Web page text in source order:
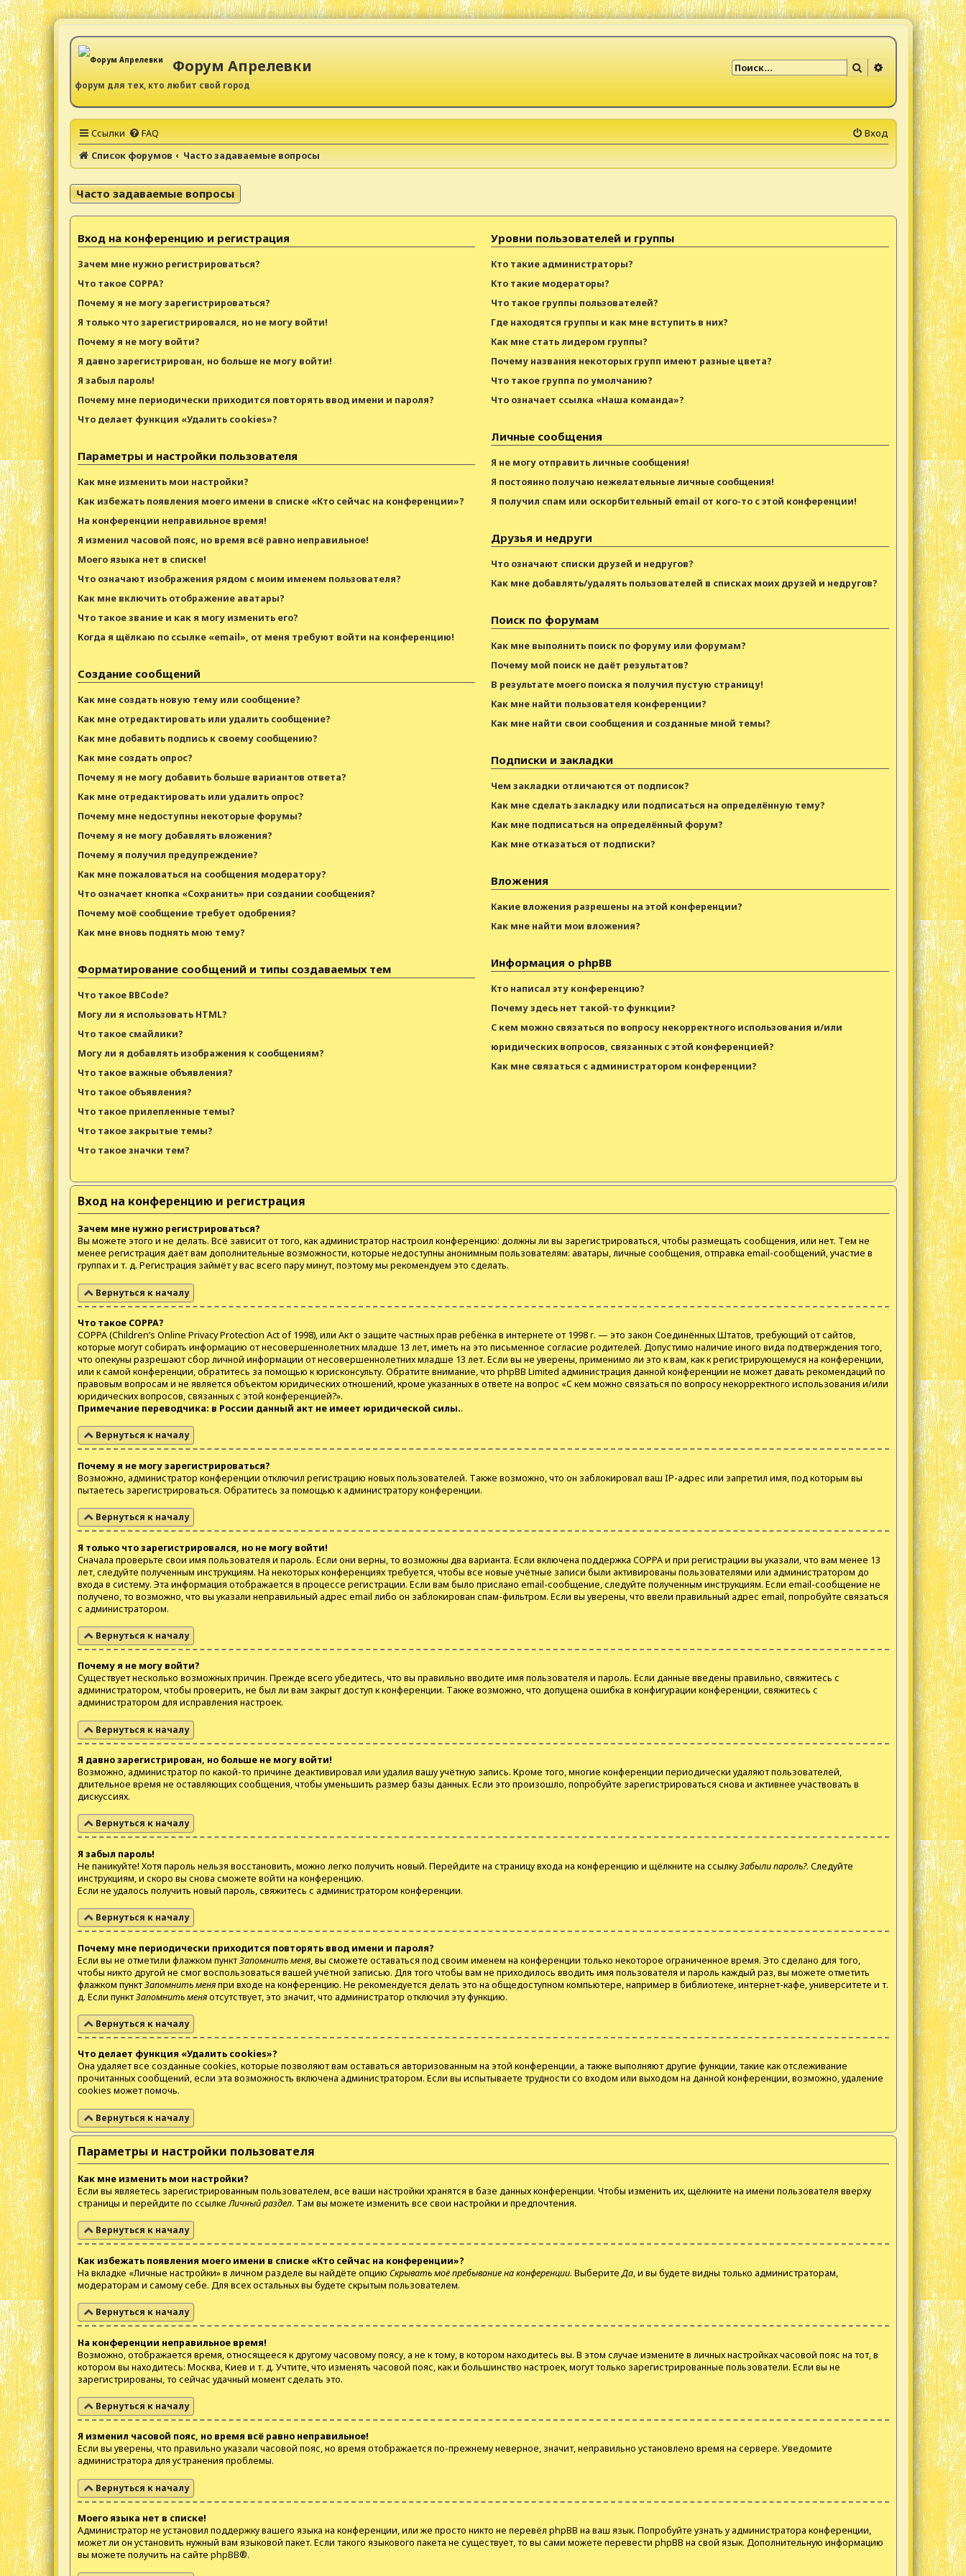
Форум Апрелевки
форум для тех, кто любит свой город
Поиск Расширенный
Ссылки FAQ
Вход
Список форумов
Часто задаваемые вопросы
Часто задаваемые вопросы
Вход на конференцию и регистрация
Зачем мне нужно регистрироваться?
Что такое COPPA?
Почему я не могу зарегистрироваться?
Я только что зарегистрировался, но не могу войти!
Почему я не могу войти?
Я давно зарегистрирован, но больше не могу войти!
Я забыл пароль!
Почему мне периодически приходится повторять ввод имени и пароля?
Что делает функция «Удалить cookies»?
Параметры и настройки пользователя
Как мне изменить мои настройки?
Как избежать появления моего имени в списке «Кто сейчас на конференции»?
На конференции неправильное время!
Я изменил часовой пояс, но время всё равно неправильное!
Моего языка нет в списке!
Что означают изображения рядом с моим именем пользователя?
Как мне включить отображение аватары?
Что такое звание и как я могу изменить его?
Когда я щёлкаю по ссылке «email», от меня требуют войти на конференцию!
Создание сообщений
Как мне создать новую тему или сообщение?
Как мне отредактировать или удалить сообщение?
Как мне добавить подпись к своему сообщению?
Как мне создать опрос?
Почему я не могу добавить больше вариантов ответа?
Как мне отредактировать или удалить опрос?
Почему мне недоступны некоторые форумы?
Почему я не могу добавлять вложения?
Почему я получил предупреждение?
Как мне пожаловаться на сообщения модератору?
Что означает кнопка «Сохранить» при создании сообщения?
Почему моё сообщение требует одобрения?
Как мне вновь поднять мою тему?
Форматирование сообщений и типы создаваемых тем
Что такое BBCode?
Могу ли я использовать HTML?
Что такое смайлики?
Могу ли я добавлять изображения к сообщениям?
Что такое важные объявления?
Что такое объявления?
Что такое прилепленные темы?
Что такое закрытые темы?
Что такое значки тем?
Уровни пользователей и группы
Кто такие администраторы?
Кто такие модераторы?
Что такое группы пользователей?
Где находятся группы и как мне вступить в них?
Как мне стать лидером группы?
Почему названия некоторых групп имеют разные цвета?
Что такое группа по умолчанию?
Что означает ссылка «Наша команда»?
Личные сообщения
Я не могу отправить личные сообщения!
Я постоянно получаю нежелательные личные сообщения!
Я получил спам или оскорбительный email от кого-то с этой конференции!
Друзья и недруги
Что означают списки друзей и недругов?
Как мне добавлять/удалять пользователей в списках моих друзей и недругов?
Поиск по форумам
Как мне выполнить поиск по форуму или форумам?
Почему мой поиск не даёт результатов?
В результате моего поиска я получил пустую страницу!
Как мне найти пользователя конференции?
Как мне найти свои сообщения и созданные мной темы?
Подписки и закладки
Чем закладки отличаются от подписок?
Как мне сделать закладку или подписаться на определённую тему?
Как мне подписаться на определённый форум?
Как мне отказаться от подписки?
Вложения
Какие вложения разрешены на этой конференции?
Как мне найти мои вложения?
Информация о phpBB
Кто написал эту конференцию?
Почему здесь нет такой-то функции?
С кем можно связаться по вопросу некорректного использования и/или
юридических вопросов, связанных с этой конференцией?
Как мне связаться с администратором конференции?
Вход на конференцию и регистрация
Зачем мне нужно регистрироваться?
Вы можете этого и не делать. Всё зависит от того, как администратор настроил конференцию: должны ли вы зарегистрироваться, чтобы размещать сообщения, или нет. Тем не
менее регистрация даёт вам дополнительные возможности, которые недоступны анонимным пользователям: аватары, личные сообщения, отправка email-сообщений, участие в
группах и т. д. Регистрация займёт у вас всего пару минут, поэтому мы рекомендуем это сделать.
Вернуться к началу
Что такое COPPA?
COPPA (Children’s Online Privacy Protection Act of 1998), или Акт о защите частных прав ребёнка в интернете от 1998 г. — это закон Соединённых Штатов, требующий от сайтов,
которые могут собирать информацию от несовершеннолетних младше 13 лет, иметь на это письменное согласие родителей. Допустимо наличие иного вида подтверждения того,
что опекуны разрешают сбор личной информации от несовершеннолетних младше 13 лет. Если вы не уверены, применимо ли это к вам, как к регистрирующемуся на конференции,
или к самой конференции, обратитесь за помощью к юрисконсульту. Обратите внимание, что phpBB Limited администрация данной конференции не может давать рекомендаций по
правовым вопросам и не является объектом юридических отношений, кроме указанных в ответе на вопрос «С кем можно связаться по вопросу некорректного использования и/или
юридических вопросов, связанных с этой конференцией?».
Примечание переводчика: в России данный акт не имеет юридической силы..
Вернуться к началу
Почему я не могу зарегистрироваться?
Возможно, администратор конференции отключил регистрацию новых пользователей. Также возможно, что он заблокировал ваш IP-адрес или запретил имя, под которым вы
пытаетесь зарегистрироваться. Обратитесь за помощью к администратору конференции.
Вернуться к началу
Я только что зарегистрировался, но не могу войти!
Сначала проверьте свои имя пользователя и пароль. Если они верны, то возможны два варианта. Если включена поддержка COPPA и при регистрации вы указали, что вам менее 13
лет, следуйте полученным инструкциям. На некоторых конференциях требуется, чтобы все новые учётные записи были активированы пользователями или администратором до
входа в систему. Эта информация отображается в процессе регистрации. Если вам было прислано email-сообщение, следуйте полученным инструкциям. Если email-сообщение не
получено, то возможно, что вы указали неправильный адрес email либо он заблокирован спам-фильтром. Если вы уверены, что ввели правильный адрес email, попробуйте связаться
с администратором.
Вернуться к началу
Почему я не могу войти?
Существует несколько возможных причин. Прежде всего убедитесь, что вы правильно вводите имя пользователя и пароль. Если данные введены правильно, свяжитесь с
администратором, чтобы проверить, не был ли вам закрыт доступ к конференции. Также возможно, что допущена ошибка в конфигурации конференции, свяжитесь с
администратором для исправления настроек.
Вернуться к началу
Я давно зарегистрирован, но больше не могу войти!
Возможно, администратор по какой-то причине деактивировал или удалил вашу учётную запись. Кроме того, многие конференции периодически удаляют пользователей,
длительное время не оставляющих сообщения, чтобы уменьшить размер базы данных. Если это произошло, попробуйте зарегистрироваться снова и активнее участвовать в
дискуссиях.
Вернуться к началу
Я забыл пароль!
Не паникуйте! Хотя пароль нельзя восстановить, можно легко получить новый. Перейдите на страницу входа на конференцию и щёлкните на ссылкуЗабыли пароль?. Следуйте
инструкциям, и скоро вы снова сможете войти на конференцию.
Если не удалось получить новый пароль, свяжитесь с администратором конференции.
Вернуться к началу
Почему мне периодически приходится повторять ввод имени и пароля?
Если вы не отметили флажком пунктЗапомнить меня, вы сможете оставаться под своим именем на конференции только некоторое ограниченное время. Это сделано для того,
чтобы никто другой не смог воспользоваться вашей учётной записью. Для того чтобы вам не приходилось вводить имя пользователя и пароль каждый раз, вы можете отметить
флажком пунктЗапомнить меняпри входе на конференцию. Не рекомендуется делать это на общедоступном компьютере, например в библиотеке, интернет-кафе, университете и т.
д. Если пунктЗапомнить меняотсутствует, это значит, что администратор отключил эту функцию.
Вернуться к началу
Что делает функция «Удалить cookies»?
Она удаляет все созданные cookies, которые позволяют вам оставаться авторизованным на этой конференции, а также выполняют другие функции, такие как отслеживание
прочитанных сообщений, если эта возможность включена администратором. Если вы испытываете трудности со входом или выходом на данной конференции, возможно, удаление
cookies может помочь.
Вернуться к началу
Параметры и настройки пользователя
Как мне изменить мои настройки?
Если вы являетесь зарегистрированным пользователем, все ваши настройки хранятся в базе данных конференции. Чтобы изменить их, щёлкните на имени пользователя вверху
страницы и перейдите по ссылкеЛичный раздел. Там вы можете изменить все свои настройки и предпочтения.
Вернуться к началу
Как избежать появления моего имени в списке «Кто сейчас на конференции»?
На вкладке «Личные настройки» в личном разделе вы найдёте опцию Скрывать моё пребывание на конференции. ВыберитеДа, и вы будете видны только администраторам,
модераторам и самому себе. Для всех остальных вы будете скрытым пользователем.
Вернуться к началу
На конференции неправильное время!
Возможно, отображается время, относящееся к другому часовому поясу, а не к тому, в котором находитесь вы. В этом случае измените в личных настройках часовой пояс на тот, в
котором вы находитесь: Москва, Киев и т. д. Учтите, что изменять часовой пояс, как и большинство настроек, могут только зарегистрированные пользователи. Если вы не
зарегистрированы, то сейчас удачный момент сделать это.
Вернуться к началу
Я изменил часовой пояс, но время всё равно неправильное!
Если вы уверены, что правильно указали часовой пояс, но время отображается по-прежнему неверное, значит, неправильно установлено время на сервере. Уведомите
администратора для устранения проблемы.
Вернуться к началу
Моего языка нет в списке!
Администратор не установил поддержку вашего языка на конференции, или же просто никто не перевёл phpBB на ваш язык. Попробуйте узнать у администратора конференции,
может ли он установить нужный вам языковой пакет. Если такого языкового пакета не существует, то вы сами можете перевести phpBB на свой язык. Дополнительную информацию
вы можете получить на сайте phpBB®.